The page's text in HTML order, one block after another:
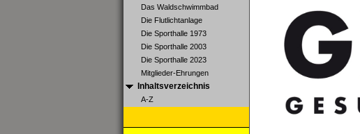
Das Waldschwimmbad
Die Flutlichtanlage
Die Sporthalle 1973
Die Sporthalle 2003
Die Sporthalle 2023
Mitglieder-Ehrungen
Inhaltsverzeichnis
A-Z